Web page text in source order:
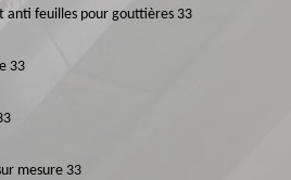
anti feuilles pour gouttières 33
33
mesure 33